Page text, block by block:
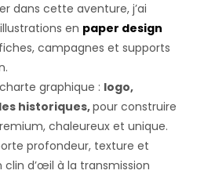
dans cette aventure, j’ai
en paper design
campagnes et supports
graphique : logo,
historiques,pour construire
chaleureux et unique.
profondeur, texture et
d’œil à la transmission